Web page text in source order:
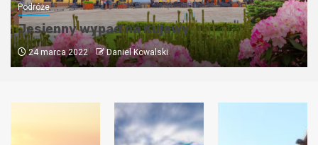
Podróże
Jesienny wypad na Kujawy
24 marca 2022 Daniel Kowalski